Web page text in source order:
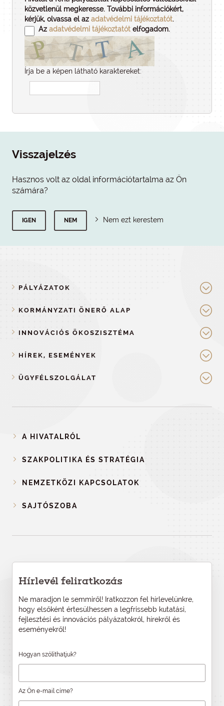
közvetlenül megkeresse. További információkért,
kérjük, olvassa el az adatvédelmi tájékoztatót.
Az adatvédelmi tájékoztatót elfogadom.
Írja be a képen látható karaktereket:
Visszajelzés
Hasznos volt az oldal információtartalma az Ön
számára?
IGEN NEM Nem ezt kerestem
PÁLYÁZATOK
KORMÁNYZATI ÖNERŐ ALAP
INNOVÁCIÓS ÖKOSZISZTÉMA
HÍREK, ESEMÉNYEK
ÜGYFÉLSZOLGÁLAT
A HIVATALRÓL
SZAKPOLITIKA ÉS STRATÉGIA
NEMZETKÖZI KAPCSOLATOK
SAJTÓSZOBA
Hírlevél feliratkozás
Ne maradjon le semmiről! Iratkozzon fel hírlevelünkre,
hogy elsőként értesülhessen a legfrissebb kutatási,
fejlesztési és innovációs pályázatokról, hírekről és
eseményekről!
Hogyan szólíthatjuk?
Az Ön e-mail címe?